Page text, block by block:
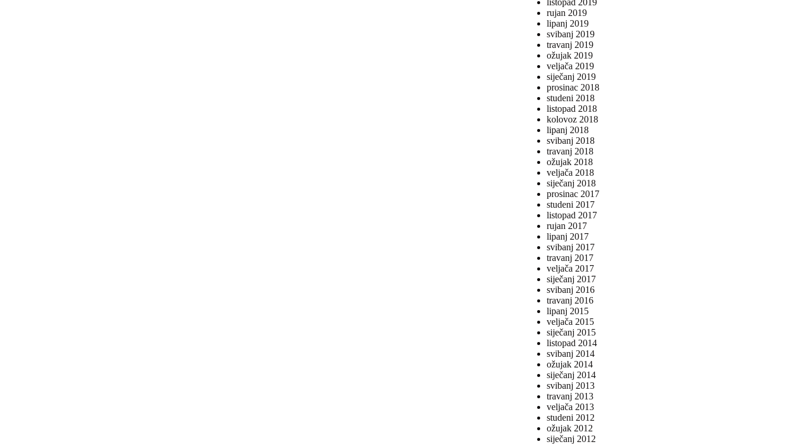
listopad 2019
rujan 2019
lipanj 2019
svibanj 2019
travanj 2019
ožujak 2019
veljača 2019
siječanj 2019
prosinac 2018
studeni 2018
listopad 2018
kolovoz 2018
lipanj 2018
svibanj 2018
travanj 2018
ožujak 2018
veljača 2018
siječanj 2018
prosinac 2017
studeni 2017
listopad 2017
rujan 2017
lipanj 2017
svibanj 2017
travanj 2017
veljača 2017
siječanj 2017
svibanj 2016
travanj 2016
lipanj 2015
veljača 2015
siječanj 2015
listopad 2014
svibanj 2014
ožujak 2014
siječanj 2014
svibanj 2013
travanj 2013
veljača 2013
studeni 2012
ožujak 2012
siječanj 2012